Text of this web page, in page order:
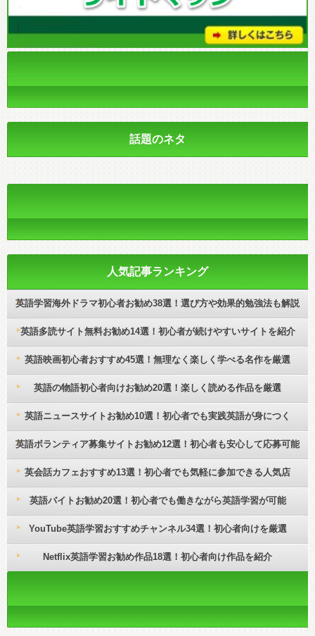
話題のネタ
人気記事ランキング
英語学習海外ドラマ初心者お勧め38選！選び方や効果的勉強法も解説
英語多読サイト無料お勧め14選！初心者が続けやすいサイトを紹介
英語映画初心者おすすめ45選！無理なく楽しく学べる名作を厳選
英語の物語初心者向けお勧め20選！楽しく読める作品を厳選
英語ニュースサイトお勧め10選！初心者でも実践英語が身につく
英語ボランティア募集サイトお勧め12選！初心者も安心して応募可能
英会話カフェおすすめ13選！初心者でも気軽に参加できる人気店
英語バイトお勧め20選！初心者でも働きながら英語学習が可能
YouTube英語学習おすすめチャンネル34選！初心者向けを厳選
Netflix英語学習お勧め作品18選！初心者向け作品を紹介